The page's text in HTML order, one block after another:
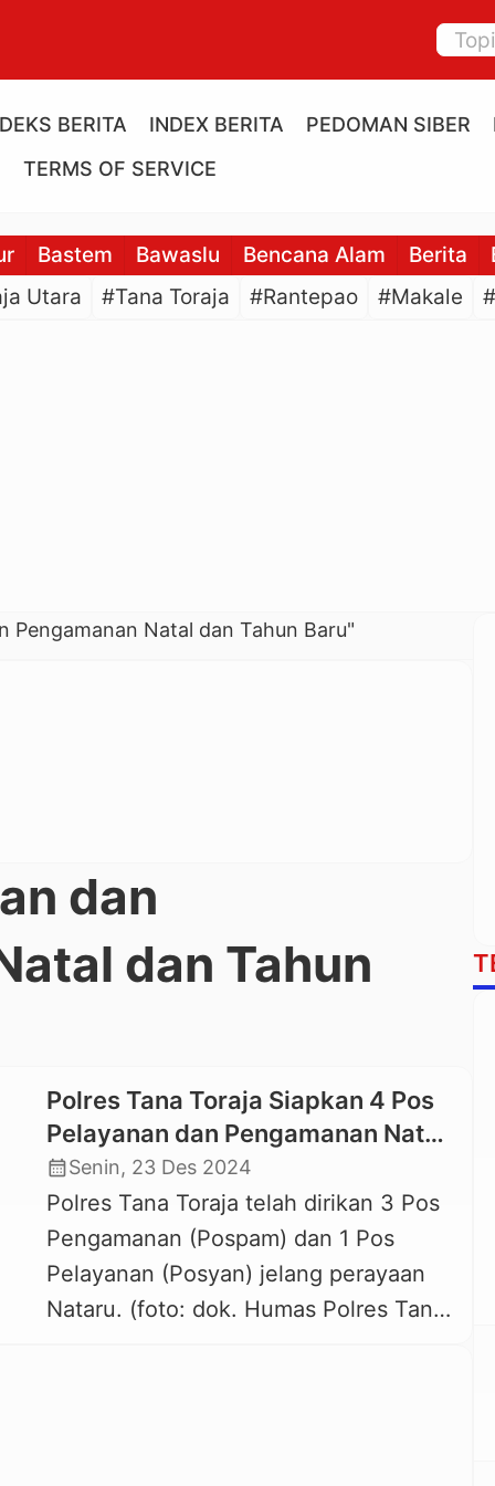
BERITA INDEX BERITA PEDOMAN SIBER
TERMS OF SERVICE
Bastem Bawaslu Bencana Alam Berita
Utara
#Tana Toraja #Rantepao #Makale
Pengamanan Natal dan Tahun Baru"
dan
dan Tahun
Polres Tana Toraja Siapkan 4 Pos
Pelayanan dan Pengamanan Natal
dan Tahun Baru, Berikut Lokasinya
calendar_monthSenin, 23 Des 2024
Polres Tana Toraja telah dirikan 3 Pos
Pengamanan (Pospam) dan 1 Pos
Pelayanan (Posyan) jelang perayaan
Nataru. (foto: dok. Humas Polres Tana